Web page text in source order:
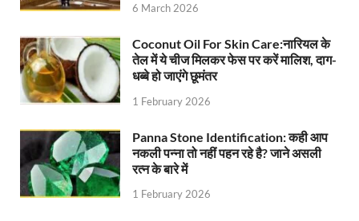
6 March 2026
Coconut Oil For Skin Care:नारियल के
तेल में ये चीज मिलकर फेस पर करें मालिश, दाग-
धब्बे हो जाएंगे छूमंतर
1 February 2026
Panna Stone Identification: कही आप
नकली पन्ना तो नहीं पहन रहे है? जाने असली
रत्न के बारे में
1 February 2026